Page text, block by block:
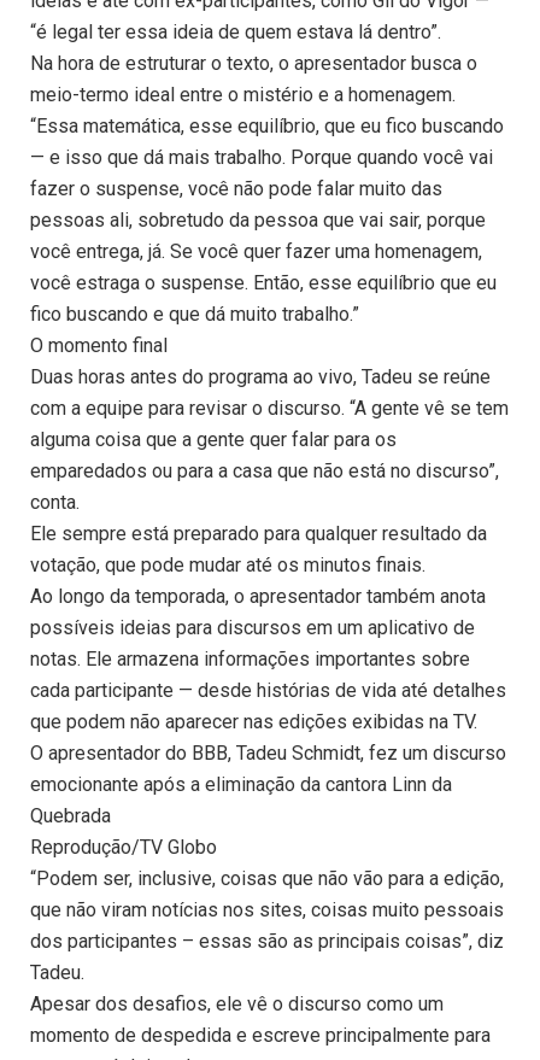
“é legal ter essa ideia de quem estava lá dentro”.
Na hora de estruturar o texto, o apresentador busca o
meio-termo ideal entre o mistério e a homenagem.
“Essa matemática, esse equilíbrio, que eu fico buscando
— e isso que dá mais trabalho. Porque quando você vai
fazer o suspense, você não pode falar muito das
pessoas ali, sobretudo da pessoa que vai sair, porque
você entrega, já. Se você quer fazer uma homenagem,
você estraga o suspense. Então, esse equilíbrio que eu
fico buscando e que dá muito trabalho.”
O momento final
Duas horas antes do programa ao vivo, Tadeu se reúne
com a equipe para revisar o discurso. “A gente vê se tem
alguma coisa que a gente quer falar para os
emparedados ou para a casa que não está no discurso”,
conta.
Ele sempre está preparado para qualquer resultado da
votação, que pode mudar até os minutos finais.
Ao longo da temporada, o apresentador também anota
possíveis ideias para discursos em um aplicativo de
notas. Ele armazena informações importantes sobre
cada participante — desde histórias de vida até detalhes
que podem não aparecer nas edições exibidas na TV.
O apresentador do BBB, Tadeu Schmidt, fez um discurso
emocionante após a eliminação da cantora Linn da
Quebrada
Reprodução/TV Globo
“Podem ser, inclusive, coisas que não vão para a edição,
que não viram notícias nos sites, coisas muito pessoais
dos participantes – essas são as principais coisas”, diz
Tadeu.
Apesar dos desafios, ele vê o discurso como um
momento de despedida e escreve principalmente para